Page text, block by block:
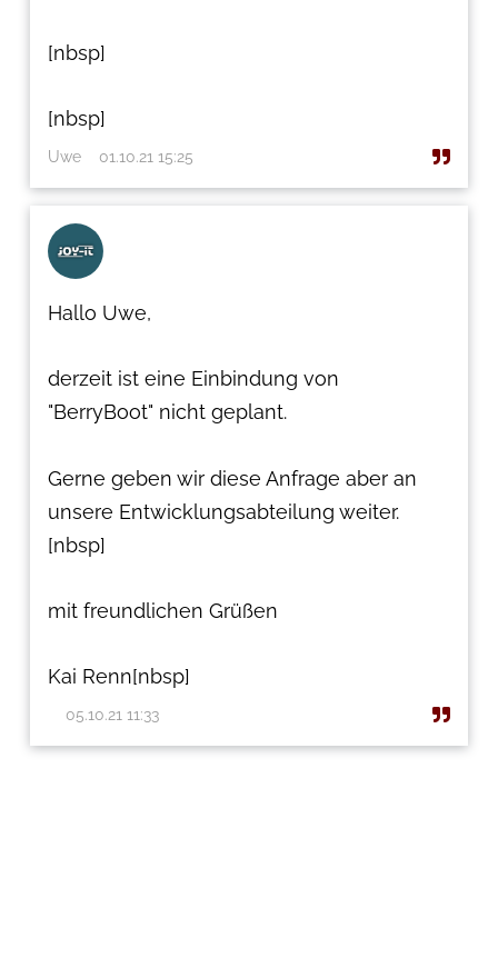
[nbsp]
[nbsp]
Uwe 01.10.21 15:25
Hallo Uwe,
derzeit ist eine Einbindung von
"BerryBoot" nicht geplant.
Gerne geben wir diese Anfrage aber an
unsere Entwicklungsabteilung weiter.
[nbsp]
mit freundlichen Grüßen
Kai Renn[nbsp]
05.10.21 11:33